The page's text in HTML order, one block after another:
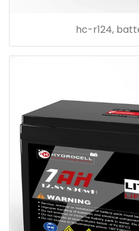
hc-r124,